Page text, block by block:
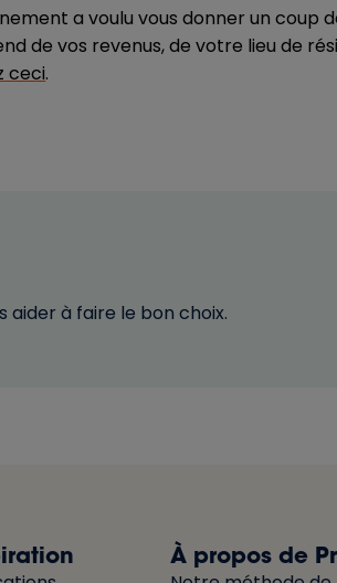
a voulu vous donner un
de vos revenus, de votre lieu de
ceci.
aider à faire le bon choix.
À propos de